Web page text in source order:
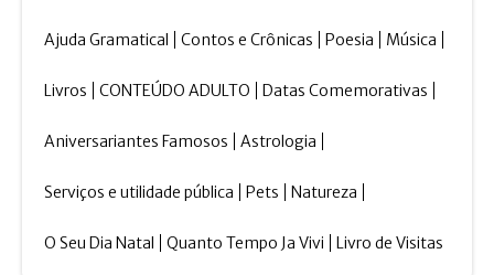
Ajuda Gramatical Contos e Crônicas Poesia Música
Livros CONTEÚDO ADULTO Datas Comemorativas
Aniversariantes Famosos Astrologia
Serviços e utilidade pública Pets Natureza
O Seu Dia Natal Quanto Tempo Ja Vivi Livro de Visitas